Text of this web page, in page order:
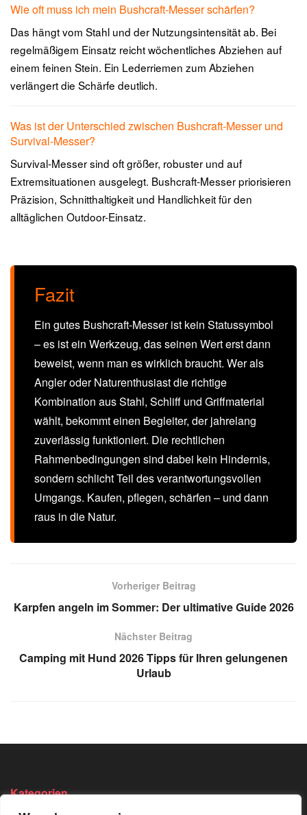
Wie oft muss ich mein Bushcraft-Messer schärfen?
Das hängt vom Stahl und der Nutzungsintensität ab. Bei
regelmäßigem Einsatz reicht wöchentliches Abziehen auf
einem feinen Stein. Ein Lederriemen zum Abziehen
verlängert die Schärfe deutlich.
Was ist der Unterschied zwischen Bushcraft-Messer und
Survival-Messer?
Survival-Messer sind oft größer, robuster und auf
Extremsituationen ausgelegt. Bushcraft-Messer priorisieren
Präzision, Schnitthaltigkeit und Handlichkeit für den
alltäglichen Outdoor-Einsatz.
Fazit
Ein gutes Bushcraft-Messer ist kein Statussymbol
– es ist ein Werkzeug, das seinen Wert erst dann
beweist, wenn man es wirklich braucht. Wer als
Angler oder Naturenthusiast die richtige
Kombination aus Stahl, Schliff und Griffmaterial
wählt, bekommt einen Begleiter, der jahrelang
zuverlässig funktioniert. Die rechtlichen
Rahmenbedingungen sind dabei kein Hindernis,
sondern schlicht Teil des verantwortungsvollen
Umgangs. Kaufen, pflegen, schärfen – und dann
raus in die Natur.
Vorheriger Beitrag
Karpfen angeln im Sommer: Der ultimative Guide 2026
Nächster Beitrag
Camping mit Hund 2026 Tipps für Ihren gelungenen
Urlaub
Kategorien